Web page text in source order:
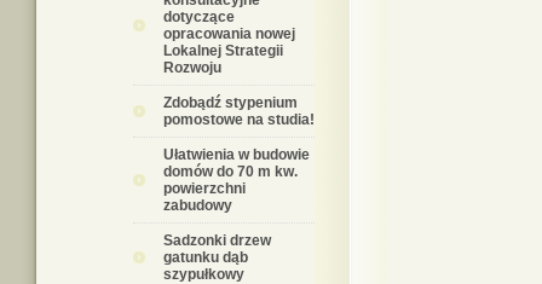
dotyczące
opracowania nowej
Lokalnej Strategii
Rozwoju
Zdobądź stypenium
pomostowe na studia!
Ułatwienia w budowie
domów do 70 m kw.
powierzchni
zabudowy
Sadzonki drzew
gatunku dąb
szypułkowy